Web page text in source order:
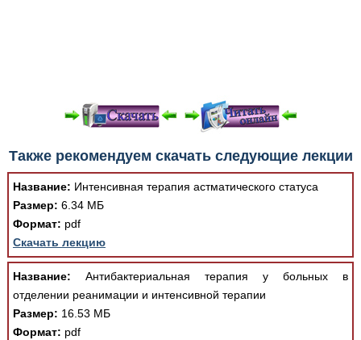
При просмотре в режиме "Читать онлайн" возможны
различные ошибки отображения документа в результате
отсутствия поддержки Вашим браузером шрифтов и
изменения размеров исходных шаблонов. При
скачивании документа данная ошибка устраняется Вашим
программным обеспечением автоматически.
Также рекомендуем скачать следующие лекции
Название: Интенсивная терапия астматического статуса
Размер: 6.34 МБ
Формат: pdf
Скачать лекцию
Название: Антибактериальная терапия у больных в
отделении реанимации и интенсивной терапии
Размер: 16.53 МБ
Формат: pdf